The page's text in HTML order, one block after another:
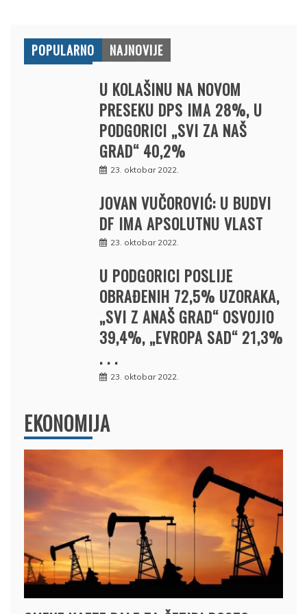
POPULARNO NAJNOVIJE
U KOLAŠINU NA NOVOM
PRESEKU DPS IMA 28%, U
PODGORICI „SVI ZA NAŠ
GRAD“ 40,2%
23. oktobar 2022.
JOVAN VUČOROVIĆ: U BUDVI
DF IMA APSOLUTNU VLAST
23. oktobar 2022.
U PODGORICI POSLIJE
OBRAĐENIH 72,5% UZORAKA,
„SVI Z ANAŠ GRAD“ OSVOJIO
39,4%, „EVROPA SAD“ 21,3%
. . .
23. oktobar 2022.
EKONOMIJA